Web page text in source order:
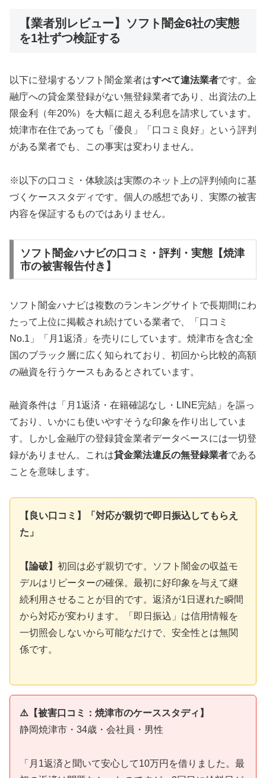
【業者別レビュー】ソフト闇金6社の実態
を1社ずつ検証する
以下に登場するソフト闇金業者はすべて違法業者です。金
融庁への貸金業登録がない無登録業者であり、出資法の上
限金利（年20%）を大幅に超える利息を請求しています。
焼津市在住であっても「優良」「口コミ良好」という評判
がある業者でも、この事実は変わりません。
※以下の口コミ・体験談は実際のネット上の評判傾向に基
づくケーススタディです。個人の感想であり、実際の被害
内容を保証するものではありません。
ソフト闇金ハナビの口コミ・評判・実態【焼津
市の被害報告付き】
ソフト闇金ハナビは複数のランキングサイトで長期間にわ
たって上位に掲載され続けている業者で、「口コミ
No.1」「月1返済」を売りにしています。焼津市を含む全
国のブラック層に広く知られており、初回から比較的高額
の融資を行うケースもあるとされています。
融資条件は「月1返済・在籍確認なし・LINE完結」を謳っ
ており、いかにも使いやすそうな印象を作り出していま
す。しかし金融庁の登録貸金業者データベースには一切登
録がありません。これは貸金業法違反の無登録業者である
ことを意味します。
【良い口コミ】「対応が親切で即日振込してもらえ
た」
【論破】 初回は必ず親切です。ソフト闇金の収益モ
デルはリピーターの確保。最初に好印象を与えて継
続利用させることが目的です。返済が1日遅れた瞬間
から対応が変わります。「即日振込」は信用情報を
一切照会しないから可能なだけで、安全性とは無関
係です。
⚠️【被害口コミ：焼津市のケーススタディ】
静岡焼津市・34歳・会社員・男性
「月1返済と聞いて安心して10万円を借りました。最